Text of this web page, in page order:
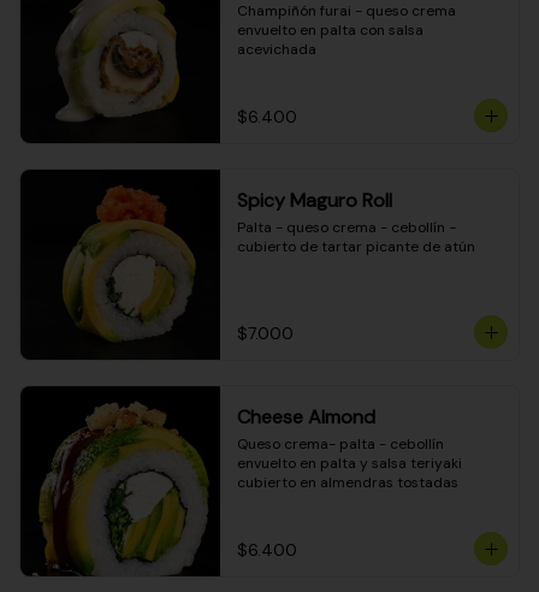
Champiñón furai - queso crema
envuelto en palta con salsa
acevichada
$6.400
Spicy Maguro Roll
Palta - queso crema - cebollín -
cubierto de tartar picante de atún
$7.000
Cheese Almond
Queso crema- palta - cebollín
envuelto en palta y salsa teriyaki
cubierto en almendras tostadas
$6.400